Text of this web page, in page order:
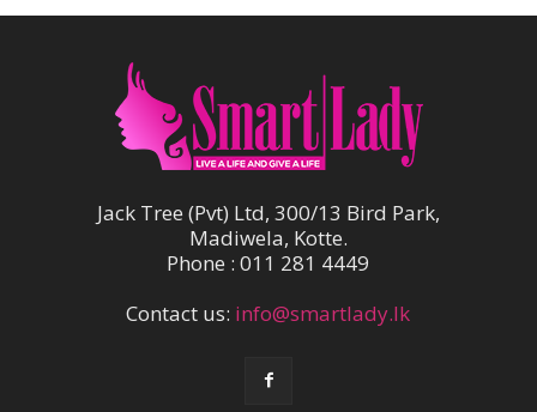
Jack Tree (Pvt) Ltd, 300/13 Bird Park,
Madiwela, Kotte.
Phone : 011 281 4449
Contact us: info@smartlady.lk